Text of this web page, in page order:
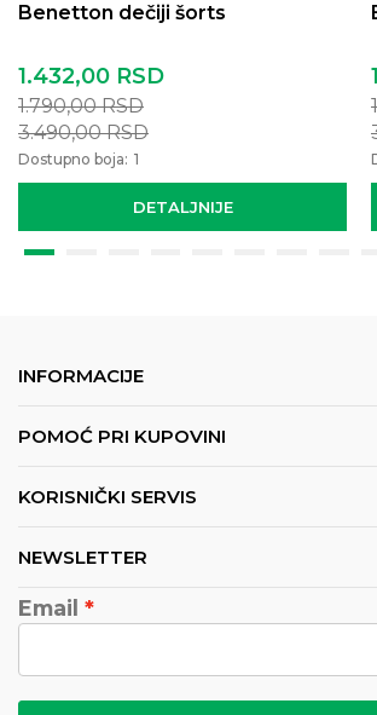
Benetton dečiji šorts
DETALJNIJE
1.432,00 RSD
1.790,00RSD
3.490,00RSD
Dostupno boja: 1
INFORMACIJE
POMOĆ PRI KUPOVINI
KORISNIČKI SERVIS
NEWSLETTER
Email